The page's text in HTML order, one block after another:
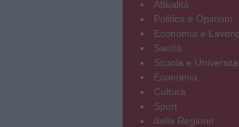
Attualità
Politica e Opinioni
Economia e Lavoro
Sanità
Scuola e Università
Economia
Cultura
Sport
dalla Regione